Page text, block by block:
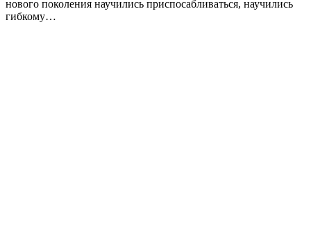
нового поколения научились приспосабливаться, научились
гибкому…